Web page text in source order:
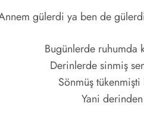
gülerdi ya ben de
Bugünlerde ruhumda
Derinlerde sinmiş
Sönmüş
Yani